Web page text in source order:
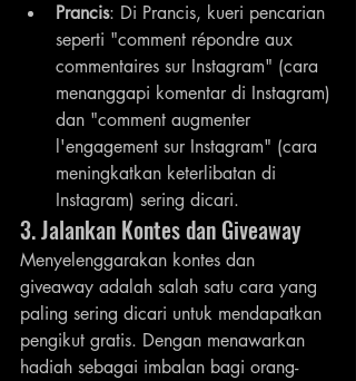
Prancis: Di Prancis, kueri pencarian
seperti "comment répondre aux
commentaires sur Instagram" (cara
menanggapi komentar di Instagram)
dan "comment augmenter
l'engagement sur Instagram" (cara
meningkatkan keterlibatan di
Instagram) sering dicari.
3. Jalankan Kontes dan Giveaway
Menyelenggarakan kontes dan
giveaway adalah salah satu cara yang
paling sering dicari untuk mendapatkan
pengikut gratis. Dengan menawarkan
hadiah sebagai imbalan bagi orang-